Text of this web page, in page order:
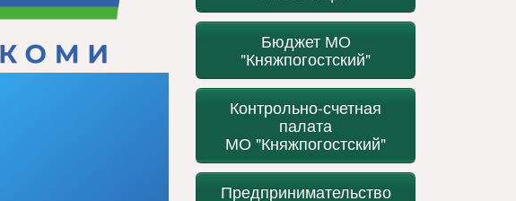
Бюджет МО
"Княжпогостский"
Контрольно-счетная
палата
МО "Княжпогостский"
Предпринимательство